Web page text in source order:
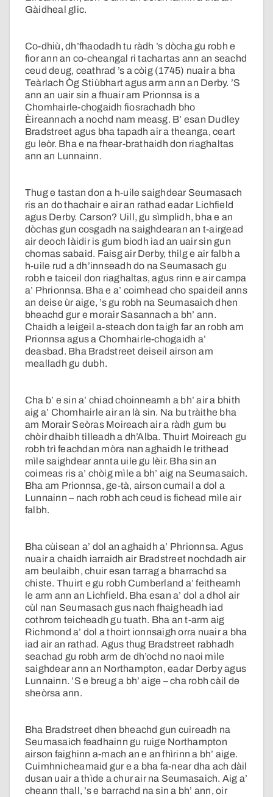
Gàidheal glic.
Co-dhiù, dh’fhaodadh tu ràdh ’s dòcha gu robh e
fìor ann an co-cheangal ri tachartas ann an seachd
ceud deug, ceathrad ’s a còig (1745) nuair a bha
Teàrlach Òg Stiùbhart agus arm ann an Derby. ’S
ann an uair sin a fhuair am Prionnsa is a
Chomhairle-chogaidh fiosrachadh bho
Èireannach a nochd nam measg. B’ esan Dudley
Bradstreet agus bha tapadh air a theanga, ceart
gu leòr. Bha e na fhear-brathaidh don riaghaltas
ann an Lunnainn.
Thug e tastan don a h-uile saighdear Seumasach
ris an do thachair e air an rathad eadar Lichfield
agus Derby. Carson? Uill, gu sìmplidh, bha e an
dòchas gun cosgadh na saighdearan an t-airgead
air deoch làidir is gum biodh iad an uair sin gun
chomas sabaid. Faisg air Derby, thilg e air falbh a
h-uile rud a dh’innseadh do na Seumasach gu
robh e taiceil don riaghaltas, agus rinn e air campa
a’ Phrionnsa. Bha e a’ coimhead cho spaideil anns
an deise ùr aige, ’s gu robh na Seumasaich dhen
bheachd gur e morair Sasannach a bh’ ann.
Chaidh a leigeil a-steach don taigh far an robh am
Prionnsa agus a Chomhairle-chogaidh a’
deasbad. Bha Bradstreet deiseil airson am
mealladh gu dubh.
Cha b’ e sin a’ chiad choinneamh a bh’ air a bhith
aig a’ Chomhairle air an là sin. Na bu tràithe bha
am Morair Seòras Moireach air a ràdh gum bu
chòir dhaibh tilleadh a dh’Alba. Thuirt Moireach gu
robh trì feachdan mòra nan aghaidh le trithead
mìle saighdear annta uile gu lèir. Bha sin an
coimeas ris a’ chòig mìle a bh’ aig na Seumasaich.
Bha am Prionnsa, ge-tà, airson cumail a dol a
Lunnainn – nach robh ach ceud is fichead mìle air
falbh.
Bha cùisean a’ dol an aghaidh a’ Phrionnsa. Agus
nuair a chaidh iarraidh air Bradstreet nochdadh air
am beulaibh, chuir esan tarrag a bharrachd sa
chiste. Thuirt e gu robh Cumberland a’ feitheamh
le arm ann an Lichfield. Bha esan a’ dol a dhol air
cùl nan Seumasach gus nach fhaigheadh iad
cothrom teicheadh gu tuath. Bha an t-arm aig
Richmond a’ dol a thoirt ionnsaigh orra nuair a bha
iad air an rathad. Agus thug Bradstreet rabhadh
seachad gu robh arm de dh’ochd no naoi mìle
saighdear ann an Northampton, eadar Derby agus
Lunnainn. ’S e breug a bh’ aige – cha robh càil de
sheòrsa ann.
Bha Bradstreet dhen bheachd gun cuireadh na
Seumasaich feadhainn gu ruige Northampton
airson faighinn a-mach an e an fhìrinn a bh’ aige.
Cuimhnicheamaid gur e a bha fa-near dha ach dàil
dusan uair a thìde a chur air na Seumasaich. Aig a’
cheann thall, ’s e barrachd na sin a bh’ ann, oir